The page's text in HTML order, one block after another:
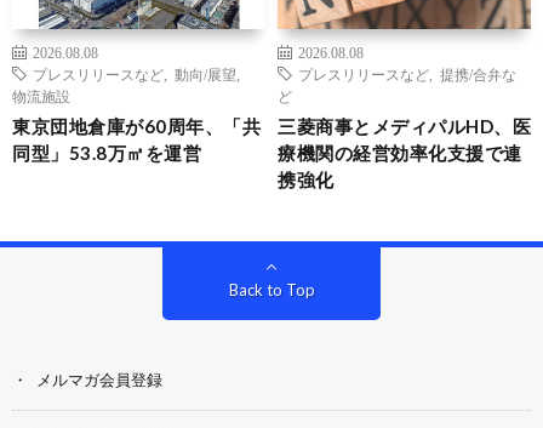
2026.08.08
プレスリリースなど
動向/展望
物流施設
東京団地倉庫が60周年、「共
同型」53.8万㎡を運営
2026.08.08
プレスリリースなど
提携/合弁な
ど
三菱商事とメディパルHD、医
療機関の経営効率化支援で連
携強化
Back to Top
メルマガ会員登録